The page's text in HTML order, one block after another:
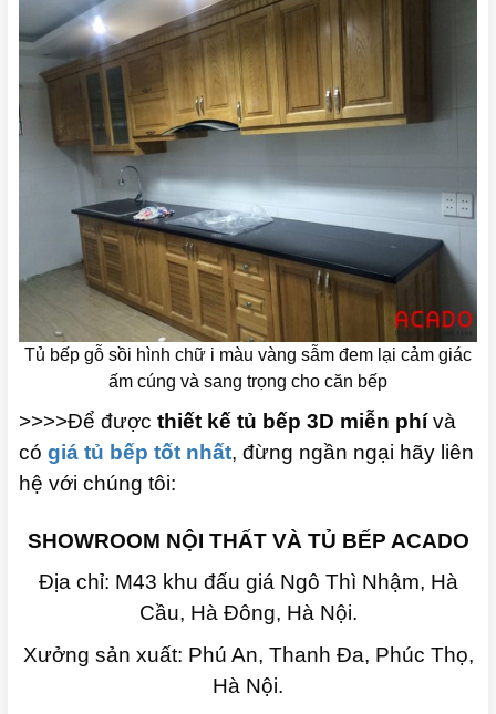
Tủ bếp gỗ sồi hình chữ i màu vàng sẫm đem lại cảm giác
ấm cúng và sang trọng cho căn bếp
>>>>Để được thiết kế tủ bếp 3D miễn phívà
có giá tủ bếp tốt nhất, đừng ngần ngại hãy liên
hệ với chúng tôi:
SHOWROOM NỘI THẤT VÀ TỦ BẾP ACADO
Địa chỉ: M43 khu đấu giá Ngô Thì Nhậm, Hà
Cầu, Hà Đông, Hà Nội.
Xưởng sản xuất: Phú An, Thanh Đa, Phúc Thọ,
Hà Nội.